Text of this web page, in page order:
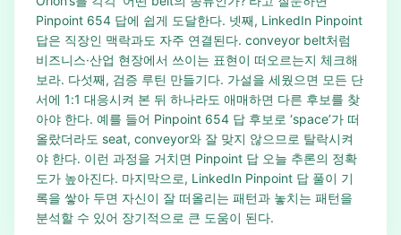
Pinpoint 654 답에 쉽게 도달한다. 넷째, LinkedIn Pinpoint
답은 직장인 맥락과도 자주 연결된다. conveyor belt처럼
비즈니스·산업 현장에서 쓰이는 표현이 떠오르는지 체크해
보라. 다섯째, 검증 루틴 만들기다. 가설을 세웠으면 모든 단
서에 1:1 대응시켜 본 뒤 하나라도 애매하면 다른 후보를 찾
아야 한다. 예를 들어 Pinpoint 654 답 후보로 ‘space’가 떠
올랐더라도 seat, conveyor와 잘 맞지 않으므로 탈락시켜
야 한다. 이런 과정을 거치면 Pinpoint 답 오늘 추론의 정확
도가 높아진다. 마지막으로, LinkedIn Pinpoint 답 풀이 기
록을 쌓아 두면 자신이 잘 떠올리는 패턴과 놓치는 패턴을
분석할 수 있어 장기적으로 큰 도움이 된다.